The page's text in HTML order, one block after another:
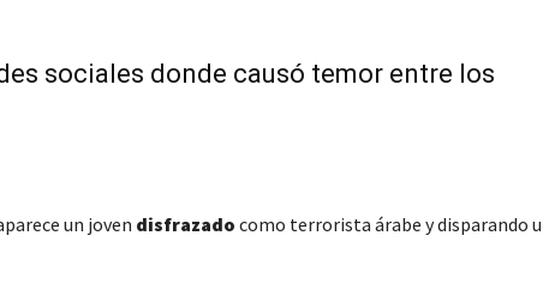
sociales donde causó temor entre los
un joven disfrazado como terrorista árabe y disparando